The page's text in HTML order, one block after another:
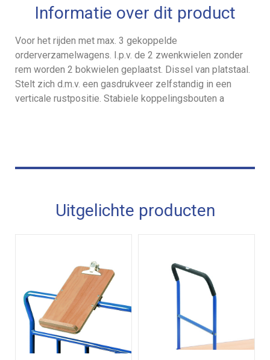
Informatie over dit product
Voor het rijden met max. 3 gekoppelde
orderverzamelwagens. I.p.v. de 2 zwenkwielen zonder
rem worden 2 bokwielen geplaatst. Dissel van platstaal.
Stelt zich d.m.v. een gasdrukveer zelfstandig in een
verticale rustpositie. Stabiele koppelingsbouten a
Uitgelichte producten